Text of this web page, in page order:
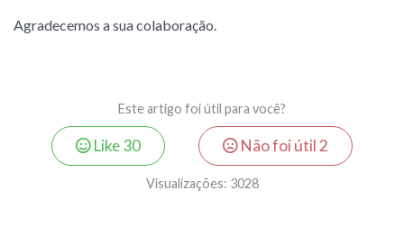
Agradecemos a sua colaboração.
Este artigo foi útil para você?
Like30 Não foi útil2
Visualizações: 3028